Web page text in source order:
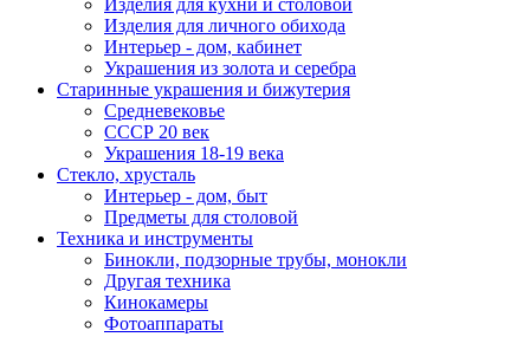
Изделия для кухни и столовой
Изделия для личного обихода
Интерьер - дом, кабинет
Украшения из золота и серебра
Старинные украшения и бижутерия
Средневековье
СССР 20 век
Украшения 18-19 века
Стекло, хрусталь
Интерьер - дом, быт
Предметы для столовой
Техника и инструменты
Бинокли, подзорные трубы, монокли
Другая техника
Кинокамеры
Фотоаппараты